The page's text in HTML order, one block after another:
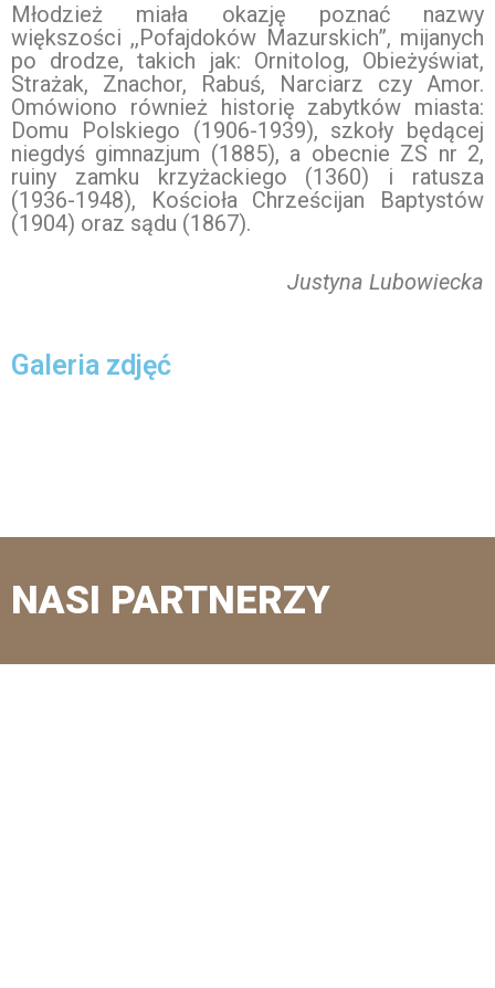
Młodzież miała okazję poznać nazwy
większości ,,Pofajdoków Mazurskich”, mijanych
po drodze, takich jak: Ornitolog, Obieżyświat,
Strażak, Znachor, Rabuś, Narciarz czy Amor.
Omówiono również historię zabytków miasta:
Domu Polskiego (1906-1939), szkoły będącej
niegdyś gimnazjum (1885), a obecnie ZS nr 2,
ruiny zamku krzyżackiego (1360) i ratusza
(1936-1948), Kościoła Chrześcijan Baptystów
(1904) oraz sądu (1867).
Justyna Lubowiecka
Galeria zdjęć
NASI PARTNERZY